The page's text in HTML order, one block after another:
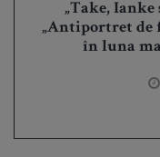
„Take, Ianke
„Antiportret de
în luna